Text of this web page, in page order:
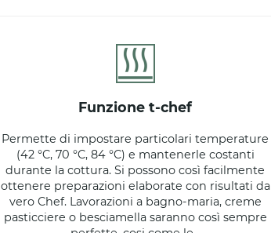
funzione t-chef
Permette di impostare particolari temperature
(42 °C, 70 °C, 84 °C) e mantenerle costanti
durante la cottura. Si possono così facilmente
ottenere preparazioni elaborate con risultati da
vero Chef. Lavorazioni a bagno-maria, creme
pasticciere o besciamella saranno così sempre